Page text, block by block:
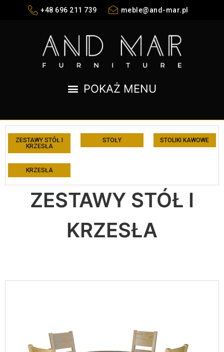
+48 696 211 739 meble@and-mar.pl
ZESTAWY STÓŁ I
KRZESŁA
STOŁY STOLIKI KAWOWE
KRZESŁA
ZESTAWY STÓŁ I
KRZESŁA